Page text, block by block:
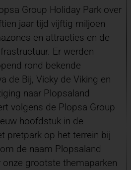
Group Holiday Park over
jaar tijd vijftig miljoen
en attracties en de
Er werden
rond bekende
de Bij, Vicky de Viking en
naar Plopsaland
volgens de Plopsa Group
hoofdstuk in de
pretpark op het terrein bij
de naam Plopsaland
onze grootste themaparken